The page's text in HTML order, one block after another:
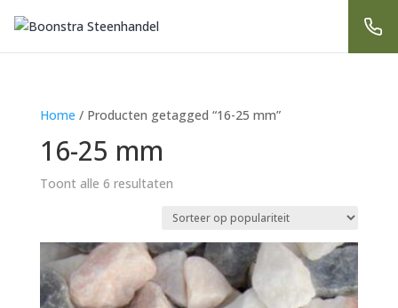
Home / Producten getagged “16-25 mm”
16-25 mm
Toont alle 6 resultatenGesorteerd
populariteit